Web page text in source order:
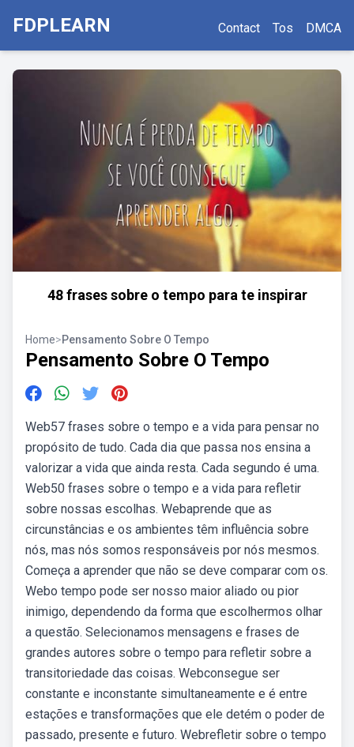
FDPLEARN Contact Tos DMCA
48 frases sobre o tempo para te inspirar
Home>Pensamento Sobre O Tempo
Pensamento Sobre O Tempo
Web57 frases sobre o tempo e a vida para pensar no
propósito de tudo. Cada dia que passa nos ensina a
valorizar a vida que ainda resta. Cada segundo é uma.
Web50 frases sobre o tempo e a vida para refletir
sobre nossas escolhas. Webaprende que as
circunstâncias e os ambientes têm influência sobre
nós, mas nós somos responsáveis por nós mesmos.
Começa a aprender que não se deve comparar com os.
Webo tempo pode ser nosso maior aliado ou pior
inimigo, dependendo da forma que escolhermos olhar
a questão. Selecionamos mensagens e frases de
grandes autores sobre o tempo para refletir sobre a
transitoriedade das coisas. Webconsegue ser
constante e inconstante simultaneamente e é entre
estações e transformações que ele detém o poder de
passado, presente e futuro. Webrefletir sobre o tempo